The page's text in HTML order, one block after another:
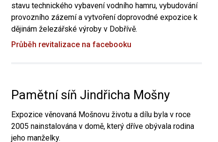
stavu technického vybavení vodního hamru, vybudování
provozního zázemí a vytvoření doprovodné expozice k
dějinám železářské výroby v Dobřívě.
Průběh revitalizace na facebooku
Pamětní síň Jindřicha Mošny
Expozice věnovaná Mošnovu životu a dílu byla v roce
2005 nainstalována v domě, který dříve obývala rodina
jeho manželky.